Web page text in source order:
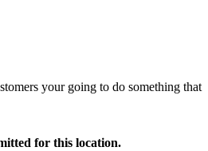
your going to do something that
for this location.